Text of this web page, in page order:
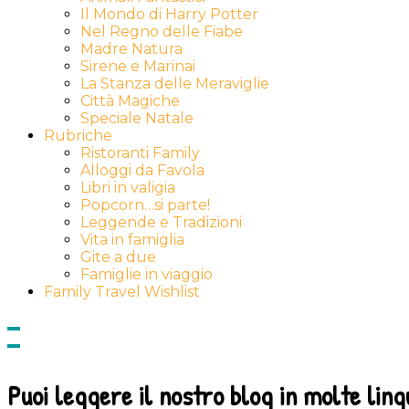
Il Mondo di Harry Potter
Nel Regno delle Fiabe
Madre Natura
Sirene e Marinai
La Stanza delle Meraviglie
Città Magiche
Speciale Natale
Rubriche
Ristoranti Family
Alloggi da Favola
Libri in valigia
Popcorn…si parte!
Leggende e Tradizioni
Vita in famiglia
Gite a due
Famiglie in viaggio
Family Travel Wishlist
Show
side
Hide
Puoi leggere il nostro blog in molte